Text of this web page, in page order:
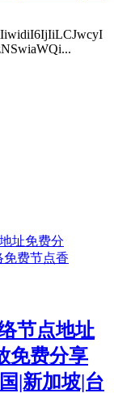
节点地址
免费分享
|新加坡|台